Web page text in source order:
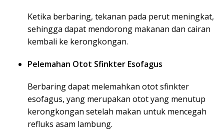
Ketika berbaring, tekanan pada perut meningkat,
sehingga dapat mendorong makanan dan cairan
kembali ke kerongkongan.
Pelemahan Otot Sfinkter Esofagus
Berbaring dapat melemahkan otot sfinkter
esofagus, yang merupakan otot yang menutup
kerongkongan setelah makan untuk mencegah
refluks asam lambung.